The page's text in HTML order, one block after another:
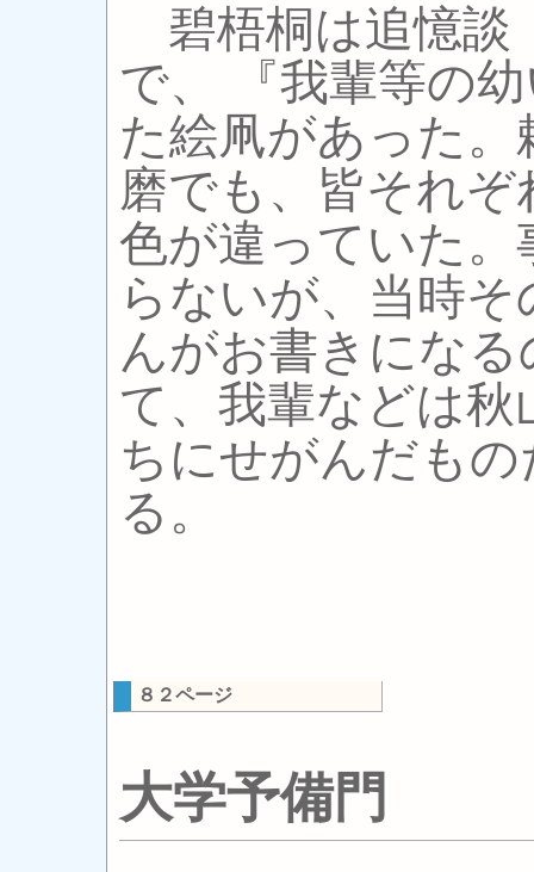
碧梧桐は追憶談
で、 『我輩等の
た絵凧があった
磨でも、皆それ
色が違っていた
らないが、当時
んがお書きにな
て、我輩などは
ちにせがんだも
る。
８２ページ
大学予備門